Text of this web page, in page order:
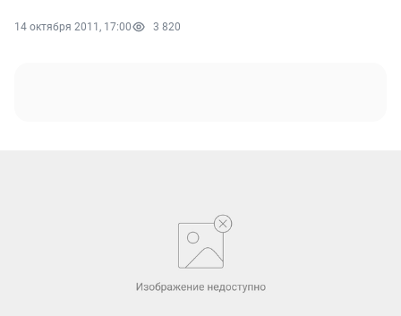
14 октября 2011, 17:00 3 820